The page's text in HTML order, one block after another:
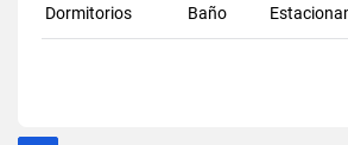
Dormitorios Baño